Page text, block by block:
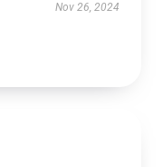
Nov 26, 2024